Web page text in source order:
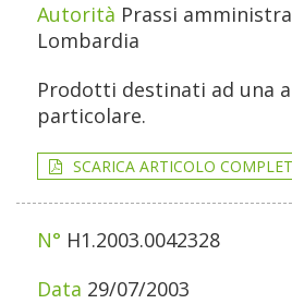
Prassi
Lombardia
Prodotti destinati ad una
particolare.
SCARICA ARTICOLO
H1.2003.0042328
29/07/2003